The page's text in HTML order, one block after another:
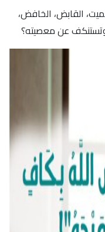
القابض، الخافض،
وتستنكف عن معصيته؟